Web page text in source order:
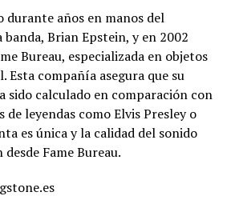
durante años en manos del
Brian Epstein, y en 2002
Bureau, especializada en objetos
Esta compañía asegura que su
sido calculado en comparación con
de leyendas como Elvis Presley o
es única y la calidad del sonido
Fame Bureau.